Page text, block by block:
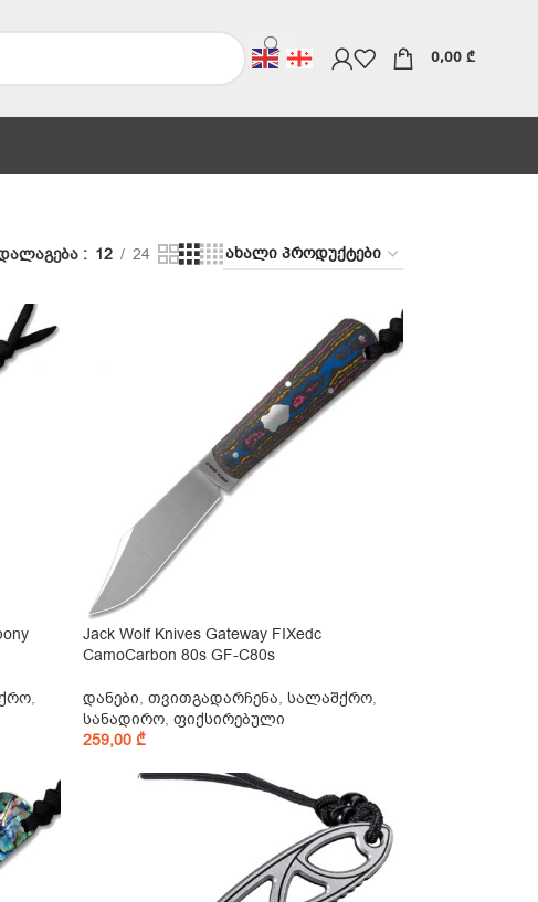
0,00 ₾
12 24
,
Jack Wolf Knives Gateway FIXedc
CamoCarbon 80s GF-C80s
დანები, თვითგადარჩენა, სალაშქრო,
სანადირო, ფიქსირებული
259,00₾